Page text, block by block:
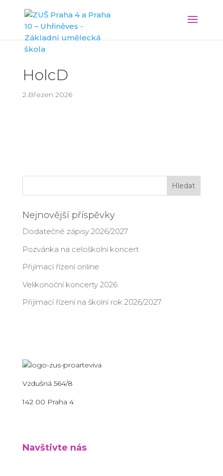
HolcD
2.Březen 2026
Nejnovější příspěvky
Dodatečné zápisy 2026/2027
Pozvánka na celoškolní koncert
Přijímací řízení online
Velikonoční koncerty 2026
Přijímací řízení na školní rok 2026/2027
Vzdušná 564/8
142 00 Praha 4
Navštivte nás